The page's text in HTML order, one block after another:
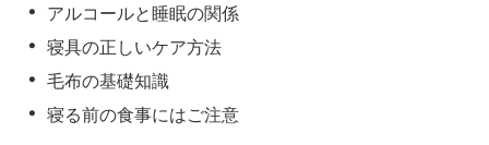
アルコールと睡眠の関係
寝具の正しいケア方法
毛布の基礎知識
寝る前の食事にはご注意